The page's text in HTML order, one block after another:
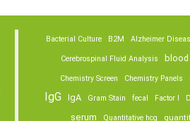
Alzheimer
B2M
Bacterial Culture
blood
Cerebrospinal Fluid Analysis
Chemistry Panels
Chemistry Screen
Factor I
fecal
Gram Stain
IgA
IgG
Quantitative hcg
serum